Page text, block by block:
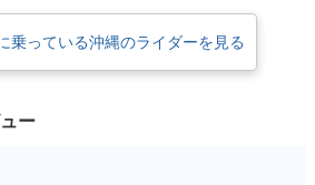
乗っている沖縄のライダーを見る
ー